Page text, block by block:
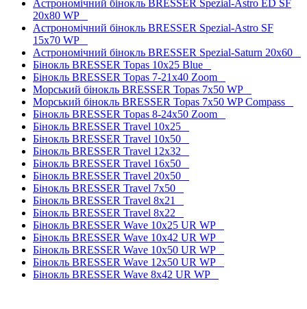
Астрономічний бінокль BRESSER Spezial-Astro ED SF
20x80 WP
Астрономічний бінокль BRESSER Spezial-Astro SF
15x70 WP
Астрономічний бінокль BRESSER Spezial-Saturn 20x60
Бінокль BRESSER Topas 10x25 Blue
Бінокль BRESSER Topas 7-21x40 Zoom
Морський бінокль BRESSER Topas 7x50 WP
Морський бінокль BRESSER Topas 7x50 WP Compass
Бінокль BRESSER Topas 8-24x50 Zoom
Бінокль BRESSER Travel 10x25
Бінокль BRESSER Travel 10x50
Бінокль BRESSER Travel 12x32
Бінокль BRESSER Travel 16x50
Бінокль BRESSER Travel 20x50
Бінокль BRESSER Travel 7x50
Бінокль BRESSER Travel 8x21
Бінокль BRESSER Travel 8x22
Бінокль BRESSER Wave 10x25 UR WP
Бінокль BRESSER Wave 10x42 UR WP
Бінокль BRESSER Wave 10x50 UR WP
Бінокль BRESSER Wave 12x50 UR WP
Бінокль BRESSER Wave 8x42 UR WP